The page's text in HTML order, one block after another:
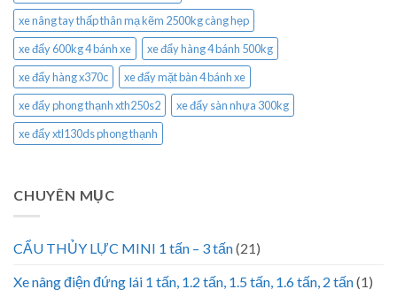
xe nâng tay thấp thân mạ kẽm 2500kg càng hẹp
xe đẩy 600kg 4 bánh xe
xe đẩy hàng 4 bánh 500kg
xe đẩy hàng x370c
xe đẩy mặt bàn 4 bánh xe
xe đẩy phong thạnh xth250s2
xe đẩy sàn nhựa 300kg
xe đẩy xtl130ds phong thạnh
CHUYÊN MỤC
CẨU THỦY LỰC MINI 1 tấn – 3 tấn(21)
Xe nâng điện đứng lái 1 tấn, 1.2 tấn, 1.5 tấn, 1.6 tấn, 2 tấn(1)